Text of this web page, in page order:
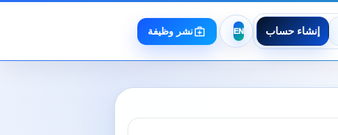
إنشاء حساب نشر وظيفة